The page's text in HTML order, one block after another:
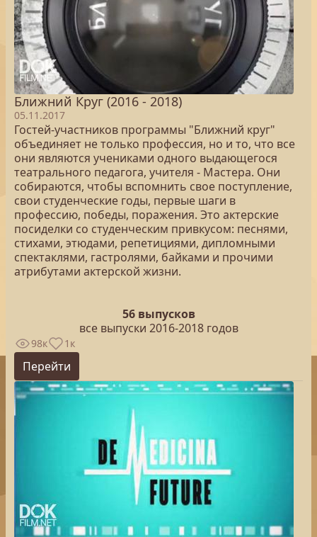
Ближний Круг (2016 - 2018)
05.11.2017
Гостей-участников программы "Ближний круг"
объединяет не только профессия, но и то, что все
они являются учениками одного выдающегося
театрального педагога, учителя - Мастера. Они
собираются, чтобы вспомнить свое поступление,
свои студенческие годы, первые шаги в
профессию, победы, поражения. Это актерские
посиделки со студенческим привкусом: песнями,
стихами, этюдами, репетициями, дипломными
спектаклями, гастролями, байками и прочими
атрибутами актерской жизни.
56 выпусков
все выпуски 2016-2018 годов
98к 1к
Перейти